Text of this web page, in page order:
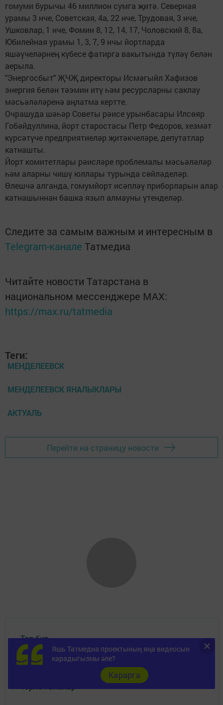
гомуми бурычы 46 миллион сумга җитә. Северная
урамы 3 нче, Советская, 4а, 22 нче, Трудовая, 3 нче,
Ушковлар, 1 нче, Фомин 8, 12, 14, 17, Чоловский 8, 8а,
Юбилейная урамы 1, 3, 7, 9 нчы йортларда
яшәүчеләрнең күбесе фатирга вакытында түләү белән
аерыла.
"Энергосбыт" ҖЧҖ директоры Исмәгыйл Хафизов
энергия белән тәэмин итү һәм ресурсларны саклау
мәсьәләләренә аңлатма кертте.
Очрашуда шәһәр Советы рәисе урынбасары Илсөяр
Гобәйдуллина, йорт старостасы Петр Федоров, хезмәт
күрсәтүче предприятиеләр җитәкчеләре, депутатлар
катнашты.
Йорт комитетлары рәисләре проблемалы мәсьәләләр
һәм аларны чишү юллары турында сөйләделәр.
Өлешчә алганда, гомумйорт исәпләү приборларын алар
катнашыннан башка язып алмауны үтенделәр.
Следите за самым важным и интересным в
Telegram-канале Татмедиа
Читайте новости Татарстана в
национальном мессенджере MАХ:
https://max.ru/tatmedia
Теги:
МЕНДЕЛЕЕВСК
МЕНДЕЛЕЕВСК ЯНАЛЫКЛАРЫ
АКТУАЛЬ
Перейти на страницу новости
Топ бит
Документлар
Яшь Татмедиа проектының яңа видеосын
карадыгызмы әле?
Карарга